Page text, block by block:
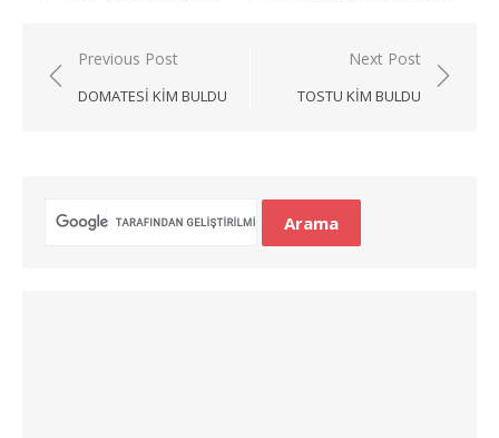
Yazı
gezinmesi
Previous Post
DOMATESI KIM BULDU
Next Post
TOSTU KIM BULDU